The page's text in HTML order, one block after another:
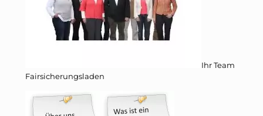
Ihr Team
Fairsicherungsladen